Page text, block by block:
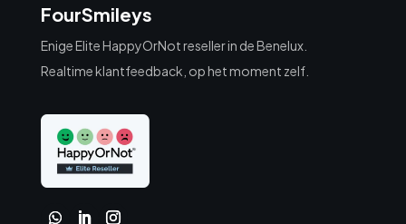
FourSmileys
Enige Elite HappyOrNot reseller in de Benelux.
Realtime klantfeedback, op het moment zelf.